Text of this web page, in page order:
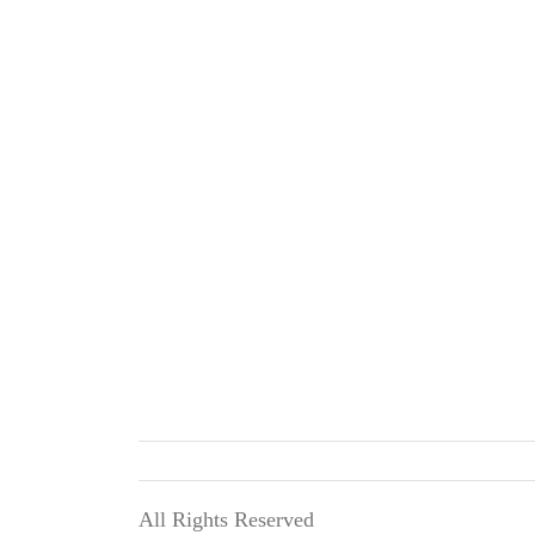
All Rights Reserved